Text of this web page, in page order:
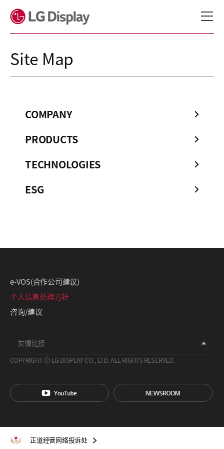
Site Map
COMPANY
PRODUCTS
TECHNOLOGIES
ESG
e-VOS(合作公司建议)
个人信息处理方针
咨询/建议
友情链接
正道经营网络投诉处
COPYRIGHT ⓒ LG DISPLAY CO., LTD. ALL RIGHTS RESERVED.